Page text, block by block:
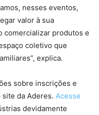
nesses eventos,
valor à sua
comercializar produtos e
coletivo que
explica.
sobre inscrições e
da Aderes. Acesse
devidamente